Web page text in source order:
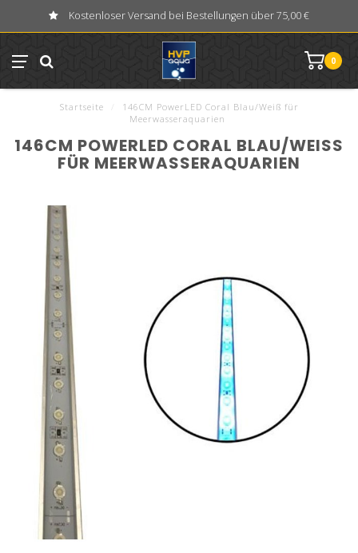
Kostenloser Versand bei Bestellungen über 75,00 €
0
Startseite
146CM PowerLED Coral Blau/Weiß für
Meerwasseraquarien
146CM POWERLED CORAL BLAU/WEISS F
ÜR MEERWASSERAQUARIEN